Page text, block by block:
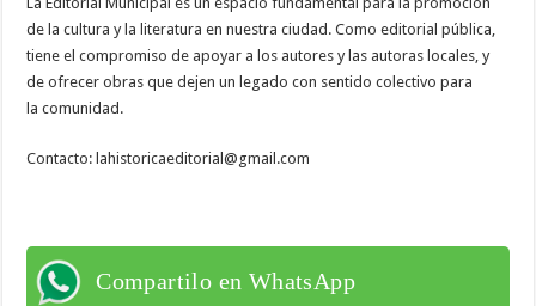
de la cultura y la literatura en nuestra ciudad. Como editorial pública,
tiene el compromiso de apoyar a los autores y las autoras locales, y
de ofrecer obras que dejen un legado con sentido colectivo para
la comunidad.
Contacto: lahistoricaeditorial@gmail.com
Compartilo en WhatsApp